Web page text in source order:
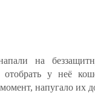
на
отобрать у неё
напугало их